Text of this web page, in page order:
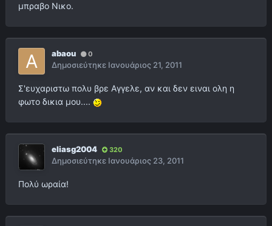
μπραβο Νικο.
abaou 0
Δημοσιεύτηκε Ιανουάριος 21, 2011
Σ'ευχαριστω πολυ βρε Αγγελε, αν και δεν ειναι ολη η
φωτο δικια μου....
eliasg2004 320
Δημοσιεύτηκε Ιανουάριος 23, 2011
Πολύ ωραία!